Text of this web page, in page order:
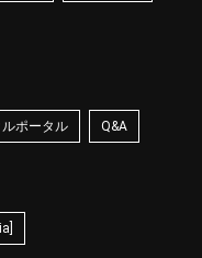
ポータル Q&A